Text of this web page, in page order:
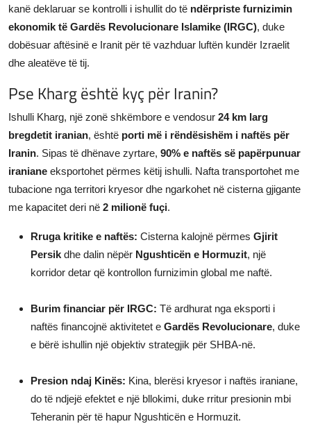
kanë deklaruar se kontrolli i ishullit do të ndërpriste furnizimin
ekonomik të Gardës Revolucionare Islamike (IRGC), duke
dobësuar aftësinë e Iranit për të vazhduar luftën kundër Izraelit
dhe aleatëve të tij.
Pse Kharg është kyç për Iranin?
Ishulli Kharg, një zonë shkëmbore e vendosur 24 km larg
bregdetit iranian, është porti më i rëndësishëm i naftës për
Iranin. Sipas të dhënave zyrtare, 90% e naftës së papërpunuar
iraniane eksportohet përmes këtij ishulli. Nafta transportohet me
tubacione nga territori kryesor dhe ngarkohet në cisterna gjigante
me kapacitet deri në 2 milionë fuçi.
Rruga kritike e naftës: Cisterna kalojnë përmes Gjirit
Persik dhe dalin nëpër Ngushticën e Hormuzit, një
korridor detar që kontrollon furnizimin global me naftë.
Burim financiar për IRGC: Të ardhurat nga eksporti i
naftës financojnë aktivitetet e Gardës Revolucionare, duke
e bërë ishullin një objektiv strategjik për SHBA-në.
Presion ndaj Kinës: Kina, blerësi kryesor i naftës iraniane,
do të ndjejë efektet e një bllokimi, duke rritur presionin mbi
Teheranin për të hapur Ngushticën e Hormuzit.